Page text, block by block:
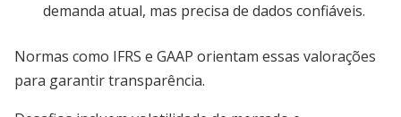
demanda atual, mas precisa de dados confiáveis.
Normas como IFRS e GAAP orientam essas valorações
para garantir transparência.